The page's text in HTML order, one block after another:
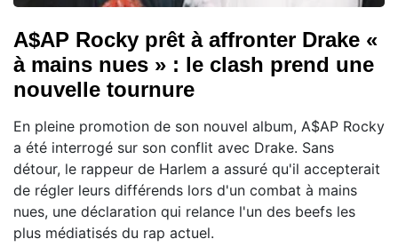
A$AP Rocky prêt à affronter Drake «
à mains nues » : le clash prend une
nouvelle tournure
En pleine promotion de son nouvel album, A$AP Rocky
a été interrogé sur son conflit avec Drake. Sans
détour, le rappeur de Harlem a assuré qu'il accepterait
de régler leurs différends lors d'un combat à mains
nues, une déclaration qui relance l'un des beefs les
plus médiatisés du rap actuel.